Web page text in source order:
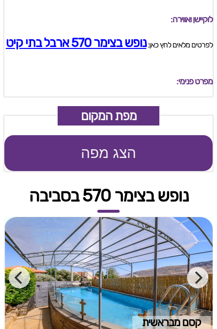
לוקיישן ואווירה:
לפרטים מלאים לחץ כאן:נופש בצימר 570 ארבל בתי קיט
מפרט פנימי:
מפת המקום
הצג מפה
נופש בצימר 570 בסביבה
קסם מבראשית